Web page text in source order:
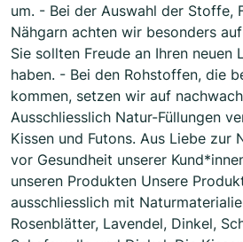
um. - Bei der Auswahl der Stoffe,
Nähgarn achten wir besonders
Sie sollten Freude an Ihren neuen
haben. - Bei den Rohstoffen, die
kommen, setzen wir auf
Ausschliesslich Natur-Füllungen
Kissen und Futons. Aus Liebe zur
vor Gesundheit unserer
unseren Produkten Unsere
ausschliesslich mit
Rosenblätter, Lavendel, Dinkel,